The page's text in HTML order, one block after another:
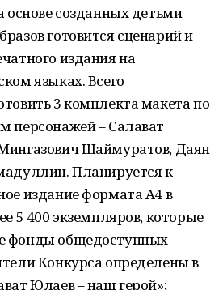
основе созданных детьми
готовится сценарий и
издания на
языках. Всего
3 комплекта макета по
персонажей – Салават
Шаймуратов, Даян
Планируется к
издание формата А4 в
5 400 экземпляров, которые
фонды общедоступных
Конкурса определены в
Юлаев – наш герой»;